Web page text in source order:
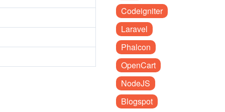
Codeigniter
Laravel
Phalcon
OpenCart
NodeJS
Blogspot